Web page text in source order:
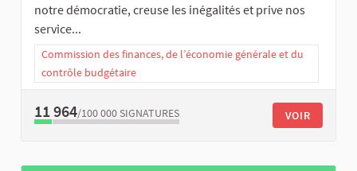
notre démocratie, creuse les inégalités et prive nos
service...
Commission des finances, de l’économie générale et du
contrôle budgétaire
11 964/100 000 SIGNATURES VOIR